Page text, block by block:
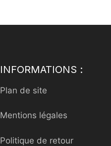
INFORMATIONS :
Plan de site
Mentions légales
Politique de retour